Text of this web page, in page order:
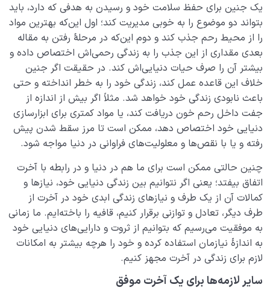
یک جنین برای حفظ سلامت خود و رسیدن به هدفی که دارد، باید
بتواند دو موضوع را به خوبی مدیریت کند؛ اول این‌که بهترین مواد
را از محیط رحم جذب کند و دوم این‌که در مرحلۀ رفتن به مقاله
بعدی مقداری از این جذب را به زندگی رحمی‌اش اختصاص داده و
بیشتر آن را صرف حیات دنیایی‌اش کند. در حقیقت اگر جنین
خلاف این قاعده عمل کند، زندگی خود را به خطر انداخته و حتی
باعث نابودی زندگی خود خواهد شد. مثلاً اگر بیش از اندازه از
جفت داخل رحم خون دریافت کند، یا مواد کمتری برای ابزارسازی
دنیایی خود اختصاص دهد، ممکن است تا مرز سقط شدن پیش
رفته و یا با نقص‌ها و معلولیت‌های فراوانی در دنیا مواجه شود.
چنین حالتی ممکن است برای ما هم در دنیا و در رابطه با آخرت
اتفاق بیفتد؛ یعنی اگر نتوانیم بین زندگی دنیایی خود، نیازها و
کمالات آن از یک طرف و نیازهای زندگی ابدی خود در آخرت از
طرف دیگر، تعادل و توازنی برقرار کنیم، قافیه را باخته‌ایم. ما زمانی
به موفقیت می‌رسیم که بتوانیم از ثروت و دارایی‌های دنیایی خود
به اندازۀ نیازمان استفاده کرده و خود را هرچه بیشتر به امکانات
لازم برای زندگی در آخرت مجهز کنیم.
سایر لازمه‌ها برای یک آخرت موفق